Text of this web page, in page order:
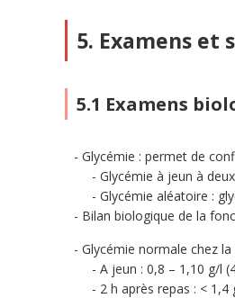
5. Examens et
5.1 Examens
Glycémie : permet de
Glycémie à jeun à
Glycémie aléatoire :
Bilan biologique de la
Glycémie normale chez
A jeun : 0,8 – 1,10 g/l
2 h après repas : <